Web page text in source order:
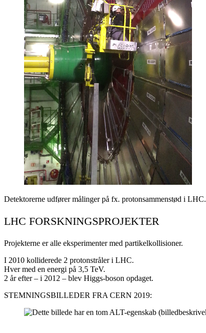
Detektorerne udfører målinger på fx. protonsammenstød i LHC.
LHC FORSKNINGSPROJEKTER
Projekterne er alle eksperimenter med partikelkollisioner.
I 2010 kolliderede 2 protonstråler i LHC.
Hver med en energi på 3,5 TeV.
2 år efter – i 2012 – blev Higgs-boson opdaget.
STEMNINGSBILLEDER FRA CERN 2019: